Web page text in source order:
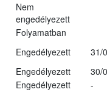
Nem
engedélyezett
Folyamatban
Engedélyezett
31/
Engedélyezett
30/
Engedélyezett
-